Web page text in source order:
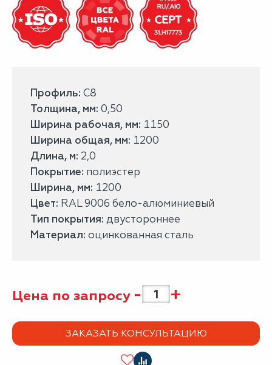
Профиль: С8
Толщина, мм: 0,50
Ширина рабочая, мм: 1150
Ширина общая, мм: 1200
Длина, м: 2,0
Покрытие: полиэстер
Ширина, мм: 1200
Цвет: RAL 9006 бело-алюминиевый
Тип покрытия: двустороннее
Материал: оцинкованная сталь
Цена по запросу - +
ЗАКАЗАТЬ КОНСУЛЬТАЦИЮ